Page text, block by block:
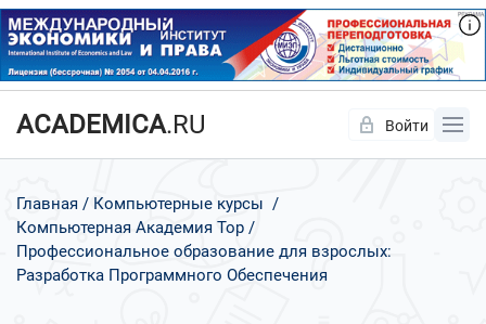
ACADEMICA.RU Войти
Главная
Компьютерные курсы
Компьютерная Академия Тор
Профессиональное образование для взрослых:
Разработка Программного Обеспечения
Да Нет